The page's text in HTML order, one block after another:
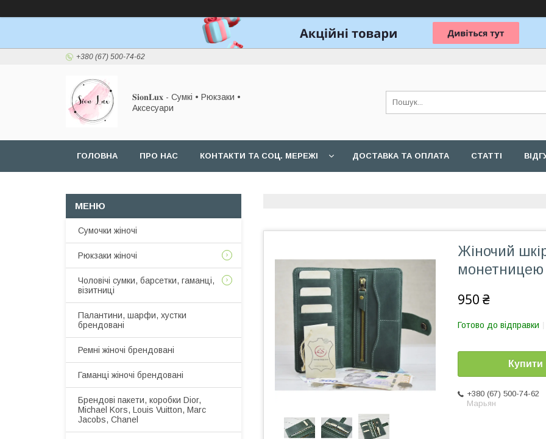
+380 (67) 500-74-62
𝐒𝐢𝐨𝐧𝐋𝐮𝐱 - Сумкі • Рюкзаки •
Аксесуари
ГОЛОВНА ПРО НАС КОНТАКТИ ТА СОЦ. МЕРЕЖІ ДОСТАВКА ТА ОПЛАТА СТАТТІ
Жіночий
монетницею
950 ₴
Готово до відправки
Купити
+380 (67) 500-74-62
Марьян
Сумочки жіночі
Рюкзаки жіночі
Чоловічі сумки, барсетки, гаманці,
візитниці
Палантини, шарфи, хустки
брендовані
Ремні жіночі брендовані
Гаманці жіночі брендовані
Брендові пакети, коробки Dior,
Michael Kors, Louis Vuitton, Marc
Jacobs, Chanel